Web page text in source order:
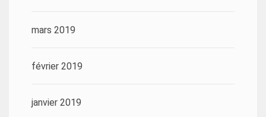
mars 2019
février 2019
janvier 2019